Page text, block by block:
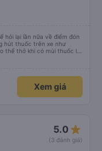
hỏi lại lần nữa về điểm đón
hút thuốc trên xe như
thể thở khi có mùi thuốc lá.
sẽ lắm, kính xe sạch và
có hơi nhỏ hơn 1 xíu.
nhà xe đầu tư cho wifi
tổng cộng 3 người, và họ
dịch vụ thật. Sẽ giới thiệu
Xem giá
5.0 star_rate
(3 đánh giá)